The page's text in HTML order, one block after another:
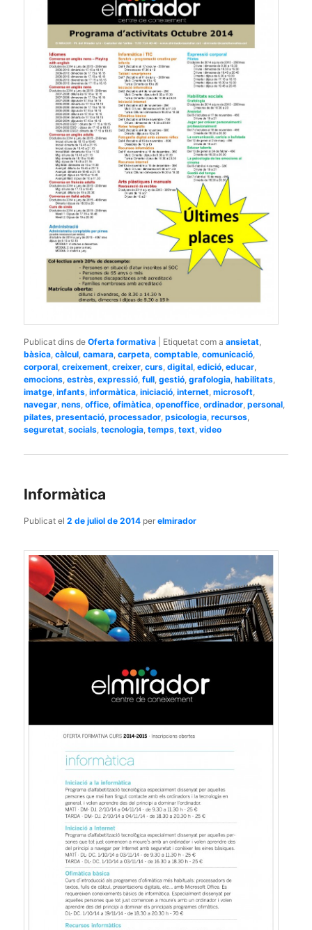
Publicat dins de Oferta formativa Etiquetat com a ansietat,
bàsica,càlcul,camara,carpeta,comptable,comunicació,
corporal,creixement,creixer,curs,digital,edició,educar,
emocions,estrès,expressió,full,gestió,grafologia,habilitats,
imatge,infants,informàtica,iniciació,internet,microsoft,
navegar,nens,office,ofimàtica,openoffice,ordinador,personal,
pilates,presentació,processador,psicologia,recursos,
seguretat,socials,tecnologia,temps,text,video
Informàtica
Publicat el2 de juliol de 2014 perelmirador